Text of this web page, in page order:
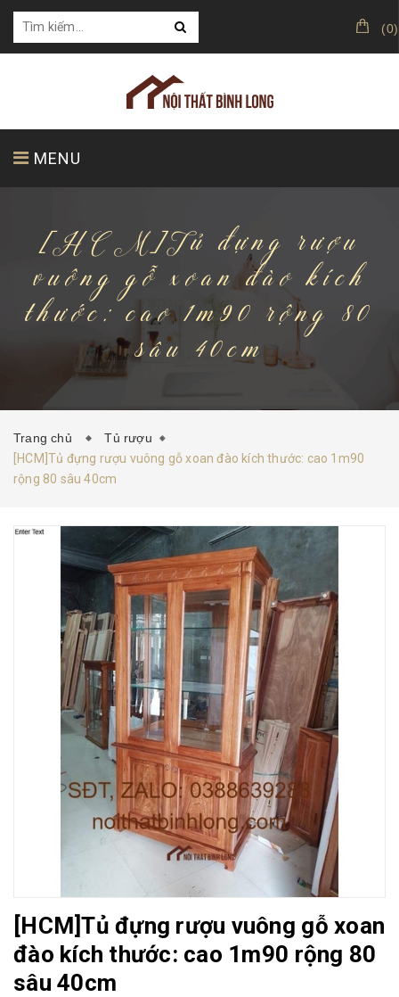
(0)
MENU
TRANG CHỦ GIỚI THIỆU SẢN PHẨM
KHÁCH HÀNG CỦA CHÚNG TÔI
HƯỚNG DẪN MUA HÀNG
[HCM]Tủ đựng rượu
vuông gỗ xoan đào kích
thước: cao 1m90 rộng 80
sâu 40cm
Trang chủ
Tủ rượu
[HCM]Tủ đựng rượu vuông gỗ xoan đào kích thước: cao 1m90
rộng 80 sâu 40cm
[HCM]Tủ đựng rượu vuông gỗ xoan
đào kích thước: cao 1m90 rộng 80
sâu 40cm